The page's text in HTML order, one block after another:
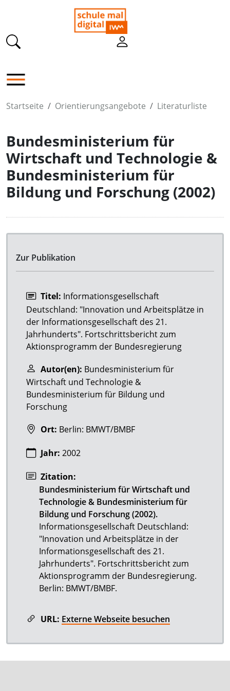
Startseite Orientierungsangebote Literaturliste
Bundesministerium für
Wirtschaft und Technologie &
Bundesministerium für
Bildung und Forschung (2002)
Zur Publikation
Titel: Informationsgesellschaft
Deutschland: "Innovation und Arbeitsplätze in
der Informationsgesellschaft des 21.
Jahrhunderts". Fortschrittsbericht zum
Aktionsprogramm der Bundesregierung
Autor(en): Bundesministerium für
Wirtschaft und Technologie &
Bundesministerium für Bildung und
Forschung
Ort: Berlin: BMWT/BMBF
Jahr: 2002
Zitation:
Bundesministerium für Wirtschaft und
Technologie & Bundesministerium für
Bildung und Forschung (2002).
Informationsgesellschaft Deutschland:
"Innovation und Arbeitsplätze in der
Informationsgesellschaft des 21.
Jahrhunderts". Fortschrittsbericht zum
Aktionsprogramm der Bundesregierung.
Berlin: BMWT/BMBF.
URL: Externe Webseite besuchen